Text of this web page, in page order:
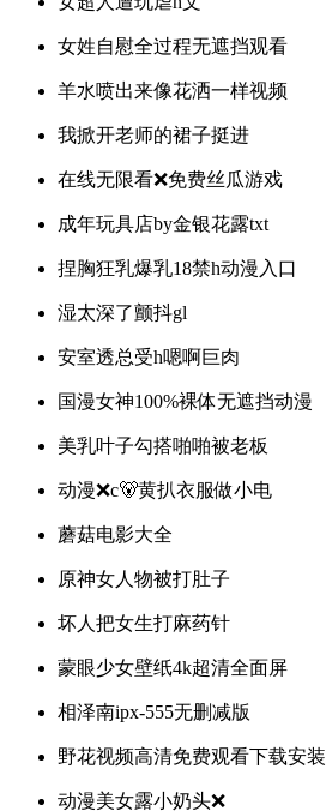
女姓自慰全过程无遮挡观看
羊水喷出来像花洒一样视频
我掀开老师的裙子挺进
在线无限看❌免费丝瓜游戏
成年玩具店by金银花露txt
捏胸狂乳爆乳18禁h动漫入口
湿太深了颤抖gl
安室透总受h嗯啊巨肉
国漫女神100%裸体无遮挡动漫
美乳叶子勾搭啪啪被老板
动漫❌c🐻黄扒衣服做小电
蘑菇电影大全
原神女人物被打肚子
坏人把女生打麻药针
蒙眼少女壁纸4k超清全面屏
相泽南ipx-555无删减版
野花视频高清免费观看下载安装
动漫美女露小奶头❌